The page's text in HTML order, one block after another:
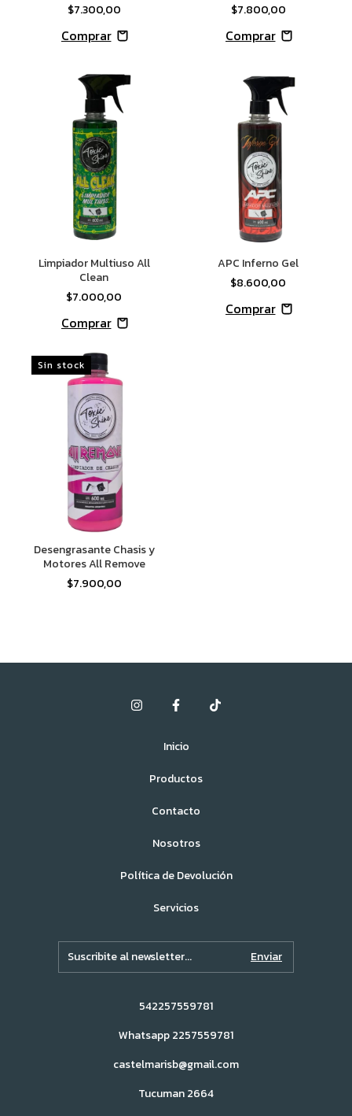
$7.300,00
$7.800,00
Limpiador Multiuso All
Clean
$7.000,00
APC Inferno Gel
$8.600,00
Sin stock
Desengrasante Chasis y
Motores All Remove
$7.900,00
Inicio
Productos
Contacto
Nosotros
Política de Devolución
Servicios
542257559781
Whatsapp 2257559781
castelmarisb@gmail.com
Tucuman 2664